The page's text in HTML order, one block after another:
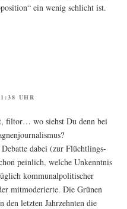
ein wenig schlicht ist.
UHR
fil­tor… wo siehst Du denn bei
dabei (zur Flücht­lings­
pein­lich, wel­che Unkennt­nis
kom­mu­nal­po­li­ti­scher
mit­mo­de­rier­te. Die Grü­nen
den letz­ten Jahr­zehn­ten die